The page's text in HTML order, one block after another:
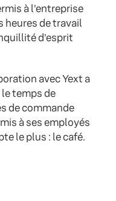
à l'entreprise
heures de travail
d'esprit
avec Yext a
temps de
de commande
à ses employés
le plus : le café.